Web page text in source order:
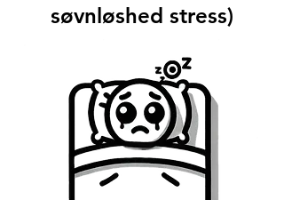
søvnløshed stress)